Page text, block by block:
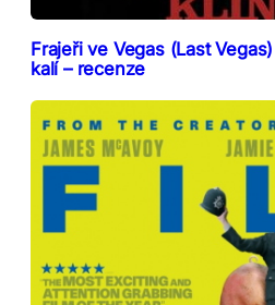
Frajeři ve Vegas (Last
kalí – recenze